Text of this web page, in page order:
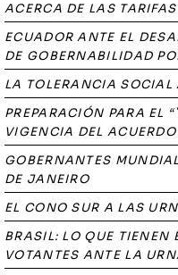
ACERCA DE LAS TARIFAS
ECUADOR ANTE EL
DE GOBERNABILIDAD
LA TOLERANCIA
PREPARACIÓN PARA EL
VIGENCIA DEL
GOBERNANTES
DE JANEIRO
EL CONO SUR A LAS
BRASIL: LO QUE TIENEN
VOTANTES ANTE LA